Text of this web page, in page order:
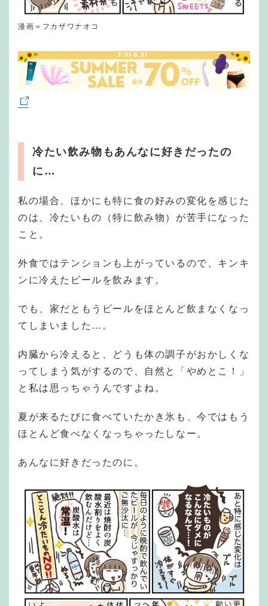
漫画＝フカザワナオコ
冷たい飲み物もあんなに好きだったの
に…
私の場合、ほかにも特に食の好みの変化を感じた
のは、冷たいもの（特に飲み物）が苦手になった
こと。
外食ではテンションも上がっているので、キンキ
ンに冷えたビールを飲みます。
でも、家だともうビールをほとんど飲まなくなっ
てしまいました…。
内臓から冷えると、どうも体の調子がおかしくな
ってしまう気がするので、自然と「やめとこ！」
と私は思っちゃうんですよね。
夏が来るたびに食べていたかき氷も、今ではもう
ほとんど食べなくなっちゃったしなー。
あんなに好きだったのに。